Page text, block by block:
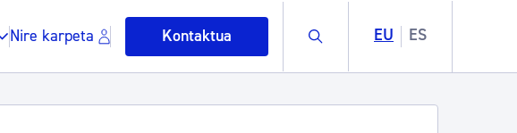
Nire karpeta Kontaktua Buscar EU ES